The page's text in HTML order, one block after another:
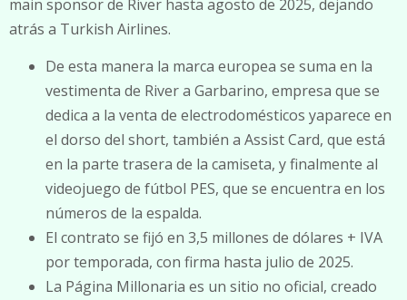
main sponsor de River hasta agosto de 2025, dejando
atrás a Turkish Airlines.
De esta manera la marca europea se suma en la
vestimenta de River a Garbarino, empresa que se
dedica a la venta de electrodomésticos yaparece en
el dorso del short, también a Assist Card, que está
en la parte trasera de la camiseta, y finalmente al
videojuego de fútbol PES, que se encuentra en los
números de la espalda.
El contrato se fijó en 3,5 millones de dólares + IVA
por temporada, con firma hasta julio de 2025.
La Página Millonaria es un sitio no oficial, creado